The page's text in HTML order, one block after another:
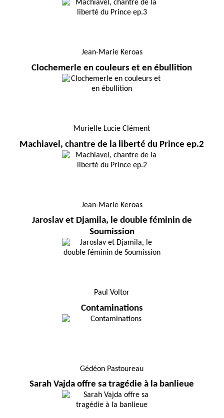
Jean-Marie Keroas
Clochemerle en couleurs et en ébullition
Murielle Lucie Clément
Machiavel, chantre de la liberté du Prince ep.2
Jean-Marie Keroas
Jaroslav et Djamila, le double féminin de
Soumission
Paul Voltor
Contaminations
Gédéon Pastoureau
Sarah Vajda offre sa tragédie à la banlieue